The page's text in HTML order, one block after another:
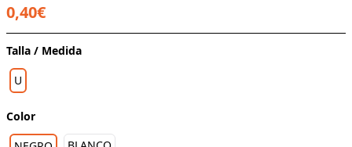
0,40€
Talla / Medida
U
Color